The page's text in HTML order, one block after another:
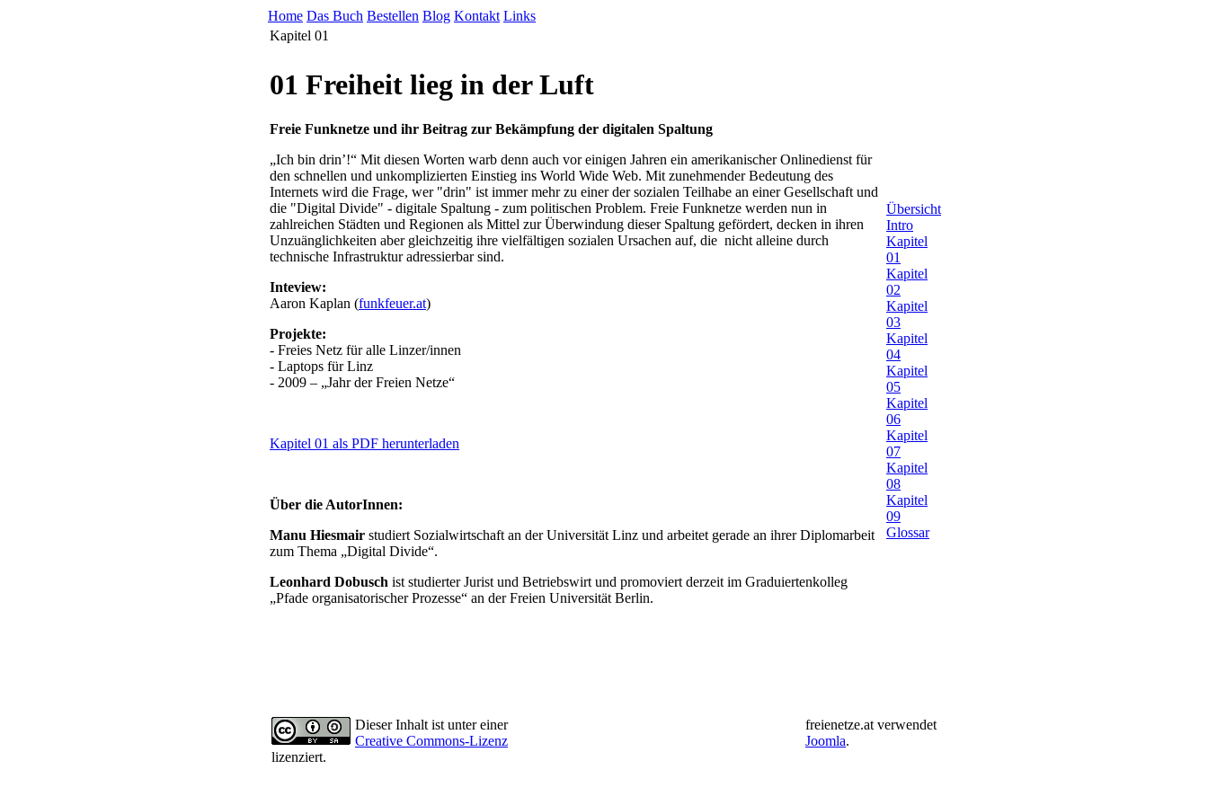
Home Das Buch Bestellen Blog Kontakt Links
Kapitel 01
01 Freiheit lieg in der Luft
Freie Funknetze und ihr Beitrag zur Bekämpfung der digitalen Spaltung
„Ich bin drin’!“ Mit diesen Worten warb denn auch vor einigen Jahren ein amerikanischer Onlinedienst für
den schnellen und unkomplizierten Einstieg ins World Wide Web. Mit zunehmender Bedeutung des
Internets wird die Frage, wer "drin" ist immer mehr zu einer der sozialen Teilhabe an einer Gesellschaft und
die "Digital Divide" - digitale Spaltung - zum politischen Problem. Freie Funknetze werden nun in
zahlreichen Städten und Regionen als Mittel zur Überwindung dieser Spaltung gefördert, decken in ihren
Unzuänglichkeiten aber gleichzeitig ihre vielfältigen sozialen Ursachen auf, die nicht alleine durch
technische Infrastruktur adressierbar sind.
Inteview:
Aaron Kaplan (funkfeuer.at)
Projekte:
- Freies Netz für alle Linzer/innen
- Laptops für Linz
- 2009 – „Jahr der Freien Netze“
Kapitel 01 als PDF herunterladen
Über die AutorInnen:
Manu Hiesmair studiert Sozialwirtschaft an der Universität Linz und arbeitet gerade an ihrer Diplomarbeit
zum Thema „Digital Divide“.
Leonhard Dobusch ist studierter Jurist und Betriebswirt und promoviert derzeit im Graduiertenkolleg
„Pfade organisatorischer Prozesse“ an der Freien Universität Berlin.
Übersicht
Intro
Kapitel
01
Kapitel
02
Kapitel
03
Kapitel
04
Kapitel
05
Kapitel
06
Kapitel
07
Kapitel
08
Kapitel
09
Glossar
Dieser Inhalt ist unter einer
Creative Commons-Lizenz
lizenziert.
freienetze.at verwendet
Joomla.